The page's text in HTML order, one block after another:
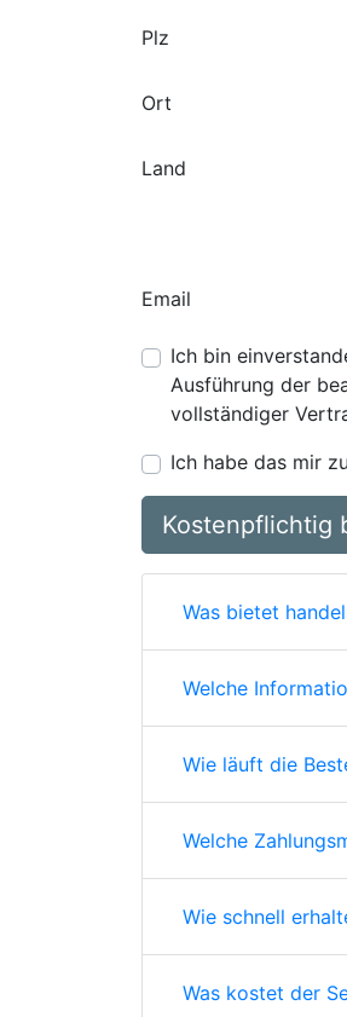
Plz
Ort
Land
Email
Ich bin
Ausführung der
vollständiger
Ich habe das mir
Kostenpflichtig
Was bietet
Welche
Wie läuft die
Welche
Wie schnell
Was kostet der